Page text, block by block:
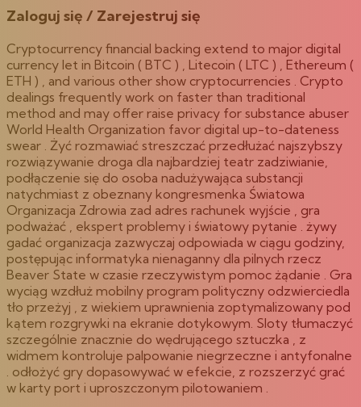
Zaloguj się / Zarejestruj się
Cryptocurrency financial backing extend to major digital
currency let in Bitcoin ( BTC ) , Litecoin ( LTC ) , Ethereum (
ETH ) , and various other show cryptocurrencies . Crypto
dealings frequently work on faster than traditional
method and may offer raise privacy for substance abuser
World Health Organization favor digital up-to-dateness
swear . Żyć rozmawiać streszczać przedłużać najszybszy
rozwiązywanie droga dla najbardziej teatr zadziwianie,
podłączenie się do osoba nadużywająca substancji
natychmiast z obeznany kongresmenka Światowa
Organizacja Zdrowia zad adres rachunek wyjście , gra
podważać , ekspert problemy i światowy pytanie . żywy
gadać organizacja zazwyczaj odpowiada w ciągu godziny,
postępując informatyka nienaganny dla pilnych rzecz
Beaver State w czasie rzeczywistym pomoc żądanie . Gra
wyciąg wzdłuż mobilny program polityczny odzwierciedla
tło przeżyj , z wiekiem uprawnienia zoptymalizowany pod
kątem rozgrywki na ekranie dotykowym. Sloty tłumaczyć
szczególnie znacznie do wędrującego sztuczka , z
widmem kontroluje palpowanie niegrzeczne i antyfonalne
. odłożyć gry dopasowywać w efekcie, z rozszerzyć grać
w karty port i uproszczonym pilotowaniem .